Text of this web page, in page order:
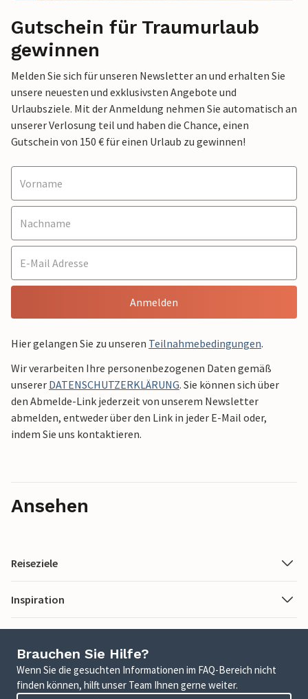
Gutschein für Traumurlaub
gewinnen
Melden Sie sich für unseren Newsletter an und erhalten Sie
unsere neuesten und exklusivsten Angebote und
Urlaubsziele. Mit der Anmeldung nehmen Sie automatisch an
unserer Verlosung teil und haben die Chance, einen
Gutschein von 150 € für einen Urlaub zu gewinnen!
Anmelden
Hier gelangen Sie zu unseren Teilnahmebedingungen.
Wir verarbeiten Ihre personenbezogenen Daten gemäß
unserer DATENSCHUTZERKLÄRUNG. Sie können sich über
den Abmelde-Link jederzeit von unserem Newsletter
abmelden, entweder über den Link in jeder E-Mail oder,
indem Sie uns kontaktieren.
Ansehen
Reiseziele
Inspiration
Brauchen Sie Hilfe?
Wenn Sie die gesuchten Informationen im FAQ-Bereich nicht
finden können, hilft unser Team Ihnen gerne weiter.